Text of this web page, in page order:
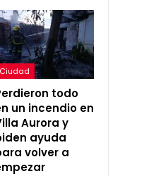
Ciudad
todo
un incendio en
Aurora y
ayuda
volver a